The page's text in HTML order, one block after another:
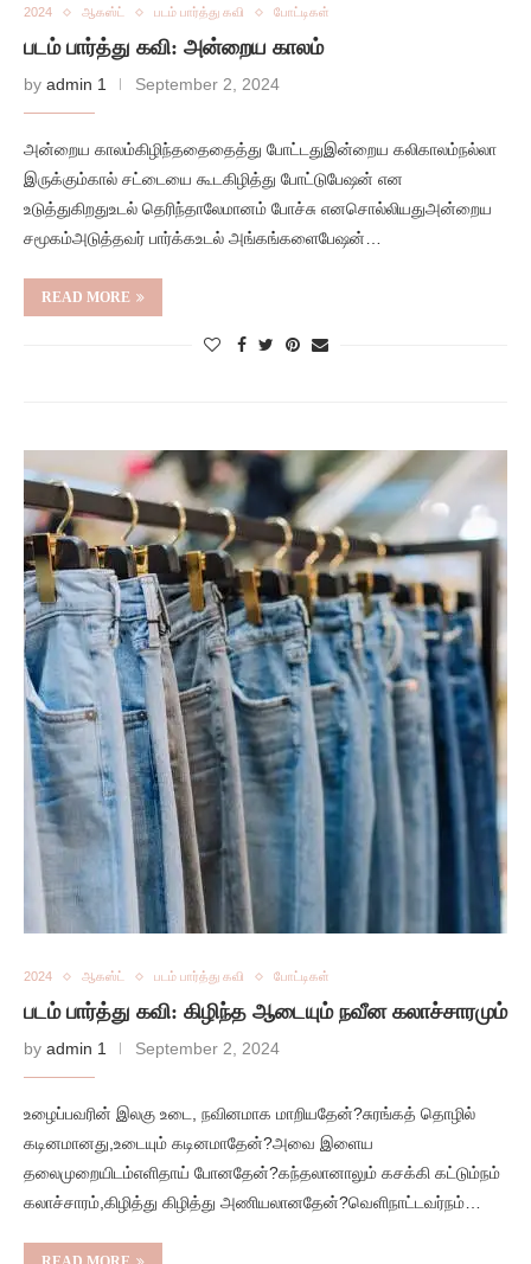
2024 ஆகஸ்ட் படம் பார்த்து கவி போட்டிகள்
படம் பார்த்து கவி: அன்றைய காலம்
by admin 1 September 2, 2024
அன்றைய காலம்கிழிந்ததைதைத்து போட்டதுஇன்றைய கலிகாலம்நல்லா
இருக்கும்கால் சட்டையை கூடகிழித்து போட்டுபேஷன் என
உடுத்துகிறதுஉடல் தெரிந்தாலேமானம் போச்சு எனசொல்லியதுஅன்றைய
சமூகம்அடுத்தவர் பார்க்கஉடல் அங்கங்களைபேஷன்…
READ MORE
2024 ஆகஸ்ட் படம் பார்த்து கவி போட்டிகள்
படம் பார்த்து கவி: கிழிந்த ஆடையும் நவீன கலாச்சாரமும்
by admin 1 September 2, 2024
உழைப்பவரின் இலகு உடை, நவினமாக மாறியதேன்?சுரங்கத் தொழில்
கடினமானது,உடையும் கடினமாதேன்?அவை இளைய
தலைமுறையிடம்எளிதாய் போனதேன்?கந்தலானாலும் கசக்கி கட்டும்நம்
கலாச்சாரம்,கிழித்து கிழித்து அணியலானதேன்?வெளிநாட்டவர்நம்…